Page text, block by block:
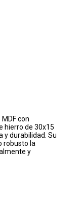
con
hierro de 30x15
y durabilidad. Su
robusto la
y